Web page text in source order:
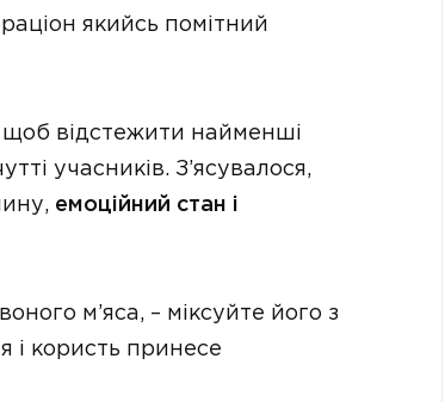
якийсь помітний
щоб відстежити найменші
учасників. З’ясувалося,
емоційний стан і
м’яса, – міксуйте його з
і користь принесе